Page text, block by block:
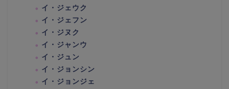
イ・ジェウク
イ・ジェフン
イ・ジヌク
イ・ジャンウ
イ・ジュン
イ・ジョンシン
イ・ジョンジェ